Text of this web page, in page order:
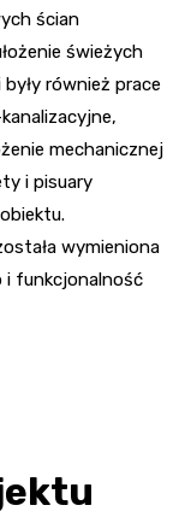
ścian
świeżych
również prace
mechanicznej
i pisuary
wymieniona
i funkcjonalność